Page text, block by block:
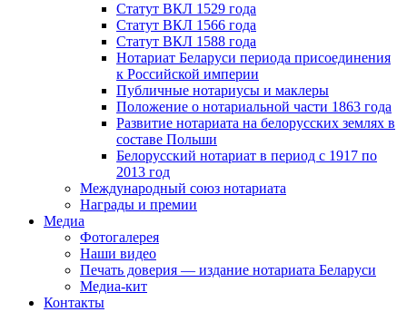
Статут ВКЛ 1529 года
Статут ВКЛ 1566 года
Статут ВКЛ 1588 года
Нотариат Беларуси периода присоединения
к Российской империи
Публичные нотариусы и маклеры
Положение о нотариальной части 1863 года
Развитие нотариата на белорусских землях в
составе Польши
Белорусский нотариат в период с 1917 по
2013 год
Международный союз нотариата
Награды и премии
Медиа
Фотогалерея
Наши видео
Печать доверия — издание нотариата Беларуси
Медиа-кит
Контакты